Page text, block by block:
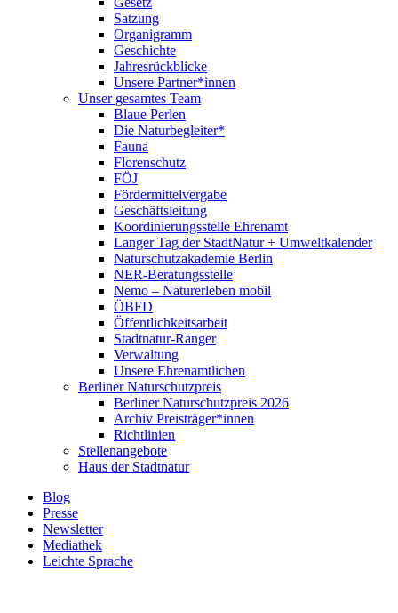
Satzung
Organigramm
Geschichte
Jahresrückblicke
Unsere Partner*innen
Unser gesamtes Team
Blaue Perlen
Die Naturbegleiter*
Fauna
Florenschutz
FÖJ
Fördermittelvergabe
Geschäftsleitung
Koordinierungsstelle Ehrenamt
Langer Tag der StadtNatur + Umweltkalender
Naturschutzakademie Berlin
NER-Beratungsstelle
Nemo – Naturerleben mobil
ÖBFD
Öffentlichkeitsarbeit
Stadtnatur-Ranger
Verwaltung
Unsere Ehrenamtlichen
Berliner Naturschutzpreis
Berliner Naturschutzpreis 2026
Archiv Preisträger*innen
Richtlinien
Stellenangebote
Haus der Stadtnatur
Blog
Presse
Newsletter
Mediathek
Leichte Sprache